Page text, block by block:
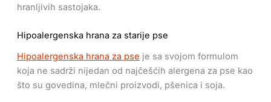
hranljivih sastojaka.
Hipoalergenska hrana za starije pse
Hipoalergenska hrana za pse je sa svojom formulom
koja ne sadrži nijedan od najčešćih alergena za pse kao
što su govedina, mlečni proizvodi, pšenica i soja.